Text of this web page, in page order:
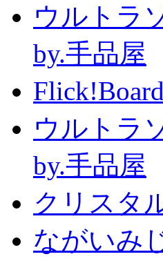
ウルトラ
by.手品屋
ウルトラ
by.手品屋
クリスタ
ながいみ